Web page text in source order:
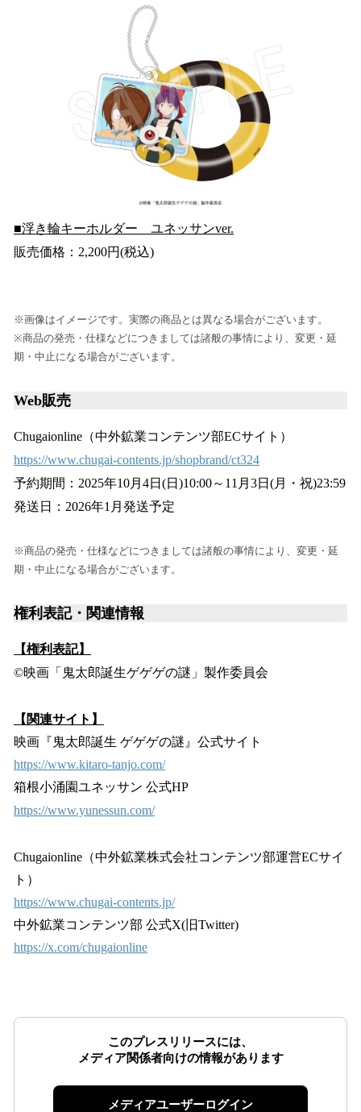
■浮き輪キーホルダー ユネッサンver.
販売価格：2,200円(税込)
※画像はイメージです。実際の商品とは異なる場合がございます。
※商品の発売・仕様などにつきましては諸般の事情により、変更・延
期・中止になる場合がございます。
Web販売
Chugaionline（中外鉱業コンテンツ部ECサイト）
https://www.chugai-contents.jp/shopbrand/ct324
予約期間：2025年10月4日(日)10:00～11月3日(月・祝)23:59
発送日：2026年1月発送予定
※商品の発売・仕様などにつきましては諸般の事情により、変更・延
期・中止になる場合がございます。
権利表記・関連情報
【権利表記】
©映画「鬼太郎誕生ゲゲゲの謎」製作委員会
【関連サイト】
映画『鬼太郎誕生 ゲゲゲの謎』公式サイト
https://www.kitaro-tanjo.com/
箱根小涌園ユネッサン 公式HP
https://www.yunessun.com/
​Chugaionline（中外鉱業株式会社コンテンツ部運営ECサイ
ト）
https://www.chugai-contents.jp/
中外鉱業コンテンツ部 公式X(旧Twitter)
https://x.com/chugaionline
このプレスリリースには、
メディア関係者向けの情報があります
メディアユーザーログイン